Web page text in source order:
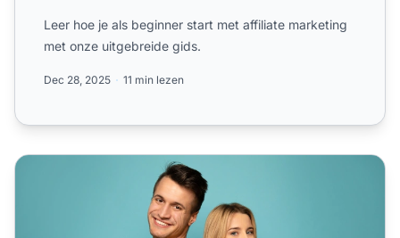
Leer hoe je als beginner start met affiliate marketing
met onze uitgebreide gids.
Dec 28, 2025 11 min lezen
Hoe slaag je in affiliate marketing (Gids)